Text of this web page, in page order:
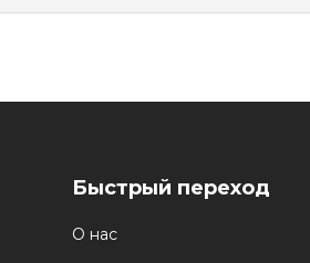
Быстрый переход
О нас